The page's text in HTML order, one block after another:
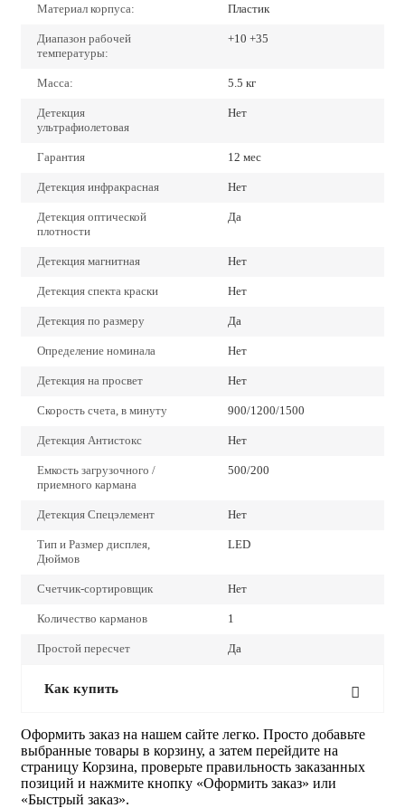
Материал корпуса: Пластик
Диапазон рабочей
температуры:
+10 +35
Масса: 5.5 кг
Детекция
ультрафиолетовая
Нет
Гарантия 12 мес
Детекция инфракрасная Нет
Детекция оптической
плотности
Да
Детекция магнитная Нет
Детекция спекта краски Нет
Детекция по размеру Да
Определение номинала Нет
Детекция на просвет Нет
Скорость счета, в минуту 900/1200/1500
Детекция Антистокс Нет
Емкость загрузочного /
приемного кармана
500/200
Детекция Спецэлемент Нет
Тип и Размер дисплея,
Дюймов
LED
Счетчик-сортировщик Нет
Количество карманов 1
Простой пересчет Да
Как купить
Оформить заказ на нашем сайте легко. Просто добавьте
выбранные товары в корзину, а затем перейдите на
страницу Корзина, проверьте правильность заказанных
позиций и нажмите кнопку «Оформить заказ» или
«Быстрый заказ».